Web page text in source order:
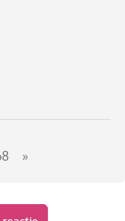
de
in te lichten.
maar wel
iemand pauze
»